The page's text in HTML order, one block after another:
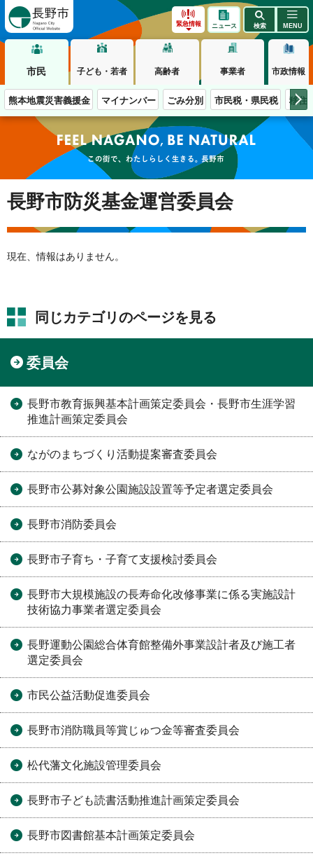
緊急情報 ニュース 検索 MENU
市民 子ども・若者 高齢者 事業者 市政情報
熊本地震災害義援金 マイナンバー ごみ分別 市民税・県民税 移住
この街で、わたしらしく生きる。長野市
長野市防災基金運営委員会
現在、情報はありません。
同じカテゴリのページを見る
委員会
長野市教育振興基本計画策定委員会・長野市生涯学習
推進計画策定委員会
ながのまちづくり活動提案審査委員会
長野市公募対象公園施設設置等予定者選定委員会
長野市消防委員会
長野市子育ち・子育て支援検討委員会
長野市大規模施設の長寿命化改修事業に係る実施設計
技術協力事業者選定委員会
長野運動公園総合体育館整備外事業設計者及び施工者
選定委員会
市民公益活動促進委員会
長野市消防職員等賞じゅつ金等審査委員会
松代藩文化施設管理委員会
長野市子ども読書活動推進計画策定委員会
長野市図書館基本計画策定委員会